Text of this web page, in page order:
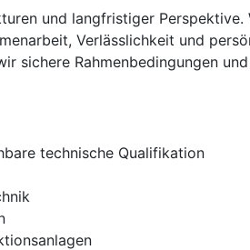
und langfristiger Perspektive.
Verlässlichkeit und
sichere Rahmenbedingungen
technische Qualifikation